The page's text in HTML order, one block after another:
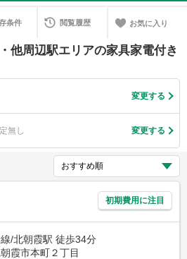
条件 閲覧履歴 お気に入り
他周辺駅エリアの家具家電付き
変更する
無し 変更する
初期費用に注目
/北朝霞駅 徒歩34分
霞市本町２丁目